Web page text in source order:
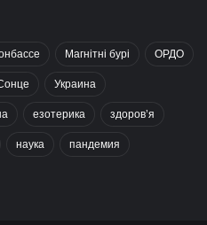
Магнітні бурі ОРДО
Украина
езотерика здоров’я
наука пандемия